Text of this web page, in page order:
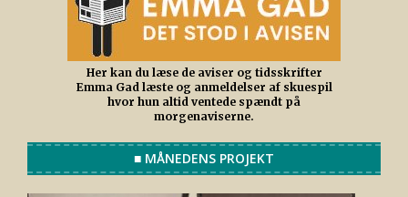
Her kan du læse de aviser og tidsskrifter
Emma Gad læste og anmeldelser af skuespil
hvor hun altid ventede spændt på
morgenaviserne.
■ MÅNEDENS PROJEKT